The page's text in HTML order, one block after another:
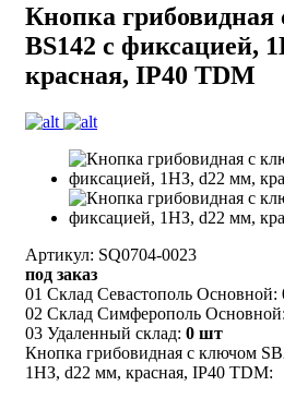
Кнопка грибовидная
BS142 с фиксацией,
красная, IP40 TDM
Артикул: SQ0704-0023
под заказ
01 Склад Севастополь Основной:
02 Склад Симферополь Основной:
03 Удаленный склад: 0 шт
Кнопка грибовидная с ключом
1НЗ, d22 мм, красная, IP40 TDM: